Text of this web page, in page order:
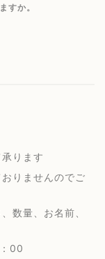
すか。
ります
りませんのでご
数量、お名前、
00